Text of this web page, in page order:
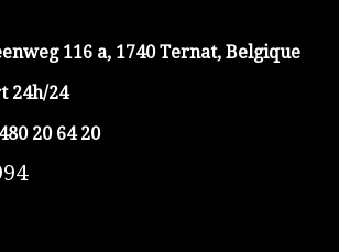
116 a, 1740 Ternat, Belgique
24h/24
20 64 20